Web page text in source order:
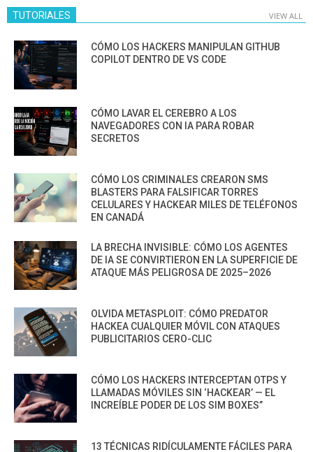
TUTORIALES VIEW ALL
CÓMO LOS HACKERS MANIPULAN GITHUB
COPILOT DENTRO DE VS CODE
CÓMO LAVAR EL CEREBRO A LOS
NAVEGADORES CON IA PARA ROBAR
SECRETOS
CÓMO LOS CRIMINALES CREARON SMS
BLASTERS PARA FALSIFICAR TORRES
CELULARES Y HACKEAR MILES DE TELÉFONOS
EN CANADÁ
LA BRECHA INVISIBLE: CÓMO LOS AGENTES
DE IA SE CONVIRTIERON EN LA SUPERFICIE DE
ATAQUE MÁS PELIGROSA DE 2025–2026
OLVIDA METASPLOIT: CÓMO PREDATOR
HACKEA CUALQUIER MÓVIL CON ATAQUES
PUBLICITARIOS CERO-CLIC
CÓMO LOS HACKERS INTERCEPTAN OTPS Y
LLAMADAS MÓVILES SIN ‘HACKEAR’ — EL
INCREÍBLE PODER DE LOS SIM BOXES”
13 TÉCNICAS RIDÍCULAMENTE FÁCILES PARA